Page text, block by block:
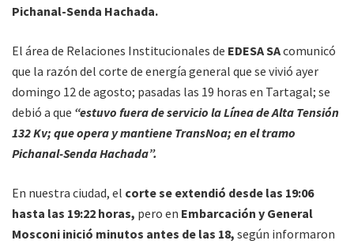
Pichanal-Senda Hachada.
El área de Relaciones Institucionales de EDESA SAcomunicó
que la razón del corte de energía general que se vivió ayer
domingo 12 de agosto; pasadas las 19 horas en Tartagal; se
debió a que “estuvo fuera de servicio la Línea de Alta Tensión
132 Kv; que opera y mantiene TransNoa; en el tramo
Pichanal-Senda Hachada”.
En nuestra ciudad, el corte se extendió desde las 19:06
hasta las 19:22 horas, pero en Embarcación y General
Mosconi inició minutos antes de las 18, según informaron